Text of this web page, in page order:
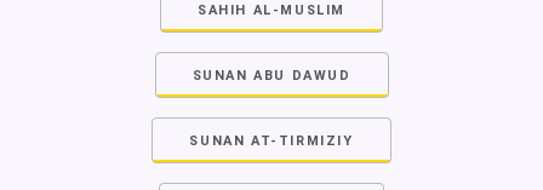
SAHIH AL-MUSLIM
SUNAN ABU DAWUD
SUNAN AT-TIRMIZIY